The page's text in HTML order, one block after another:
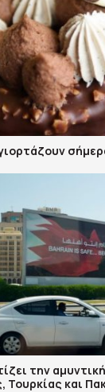
την
Τουρκίας και